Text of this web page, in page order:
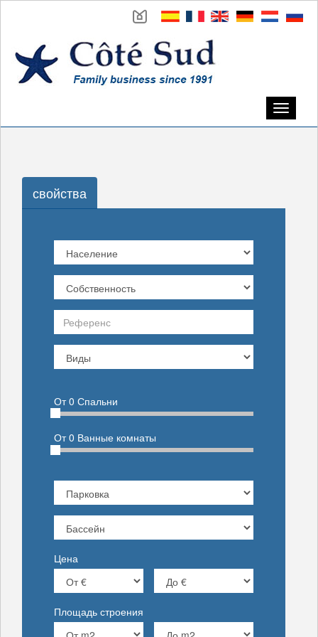
Toggle
свойства
От0 Спальни
От0 Ванные комнаты
Цена
Площадь строения